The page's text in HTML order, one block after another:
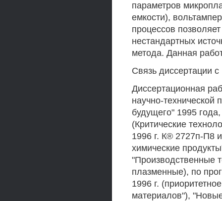
параметров
емкости),
процессов
нестандартных
метода. Данная
Связь диссертации
Диссертационная
научно-технической
будущего" 1995
(Критические
1996 г. К® 2727п-П8
химические
"Производственные
плазменные), по
1996 г.
материалов"),